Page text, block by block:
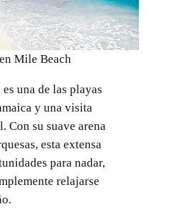
Mile Beach
una de las playas
y una visita
Con su suave arena
esta extensa
para nadar,
relajarse